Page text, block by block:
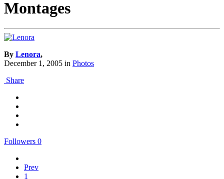
Montages
By Lenora,
December 1, 2005 in Photos
Share
Followers 0
Prev
1